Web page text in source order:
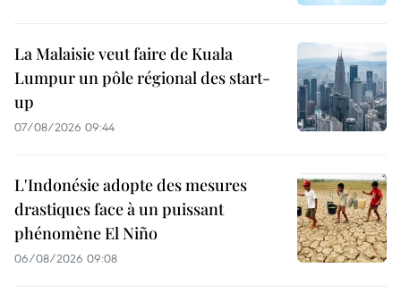
La Malaisie veut faire de Kuala
Lumpur un pôle régional des start-
up
07/08/2026 09:44
L'Indonésie adopte des mesures
drastiques face à un puissant
phénomène El Niño
06/08/2026 09:08